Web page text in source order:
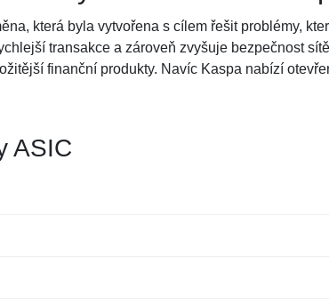
která byla vytvořena s cílem řešit problémy,
transakce a zároveň zvyšuje bezpečnost
finanční produkty. Navíc Kaspa nabízí
ASIC